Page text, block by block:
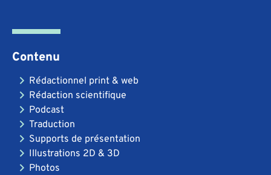
Contenu
Rédactionnel print & web
Rédaction scientifique
Podcast
Traduction
Supports de présentation
Illustrations 2D & 3D
Photos